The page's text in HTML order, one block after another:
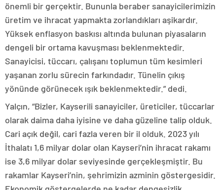
önemli bir gerçektir. Bununla beraber sanayicilerimizin
üretim ve ihracat yapmakta zorlandıkları aşikardır.
Yüksek enflasyon baskısı altında bulunan piyasaların
dengeli bir ortama kavuşması beklenmektedir.
Sanayicisi, tüccarı, çalışanı toplumun tüm kesimleri
yaşanan zorlu sürecin farkındadır. Tünelin çıkış
yönünde görünecek ışık beklenmektedir.” dedi.
Yalçın, “Bizler, Kayserili sanayiciler, üreticiler, tüccarlar
olarak daima daha iyisine ve daha güzeline talip olduk.
Cari açık değil, cari fazla veren bir il olduk. 2023 yılı
İthalatı 1,6 milyar dolar olan Kayseri’nin ihracat rakamı
ise 3,6 milyar dolar seviyesinde gerçekleşmiştir. Bu
rakamlar Kayseri’nin, şehrimizin azminin göstergesidir.